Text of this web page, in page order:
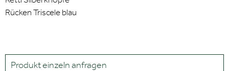
Rücken Triscele blau
Produkt einzeln anfragen